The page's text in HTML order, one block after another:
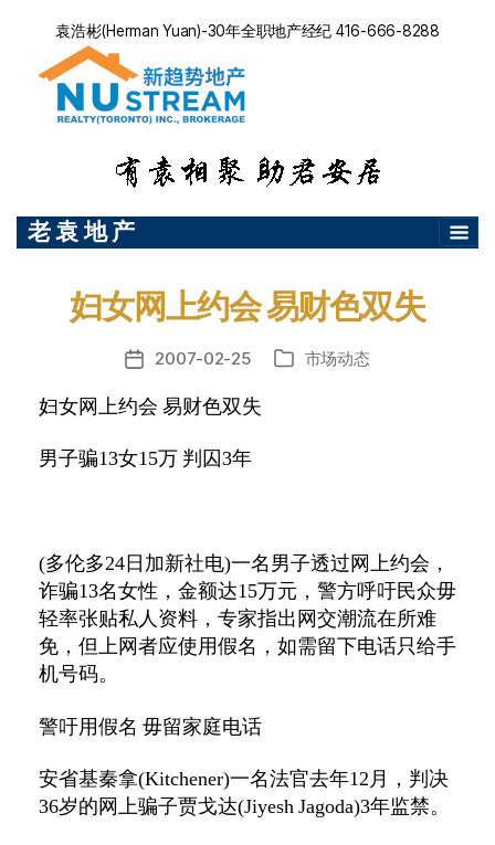
袁浩彬(Herman Yuan)-30年全职地产经纪 416-666-8288
老 袁 地 产
妇女网上约会 易财色双失
发
日
2007-02-25
分 市场动态
妇女网上约会 易财色双失
男子骗13女15万 判囚3年
(多伦多24日加新社电)一名男子透过网上约会，
诈骗13名女性，金额达15万元，警方呼吁民众毋
轻率张贴私人资料，专家指出网交潮流在所难
免，但上网者应使用假名，如需留下电话只给手
机号码。
警吁用假名 毋留家庭电话
安省基秦拿(Kitchener)一名法官去年12月，判决
36岁的网上骗子贾戈达(Jiyesh Jagoda)3年监禁。